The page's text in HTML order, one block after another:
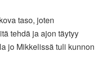
taso, joten
tehdä ja ajon täytyy
jo Mikkelissä tuli kunnon